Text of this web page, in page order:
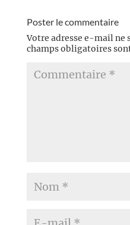
Poster le commentaire
Votre adresse e-mail ne
champs obligatoires